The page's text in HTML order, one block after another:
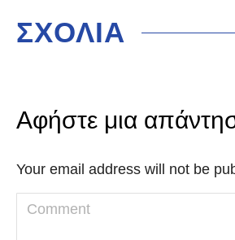
ΣΧΟΛΙΑ
Αφήστε μια
Your email address will not be
Comment